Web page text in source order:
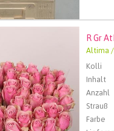
R Gr
Altima /
Kolli
Inhalt
Anzahl
Strauß
Farbe
zuerst ein Abfartdatum.